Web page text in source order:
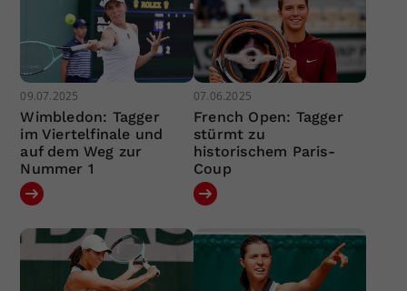
09.07.2025
Wimbledon: Tagger
im Viertelfinale und
auf dem Weg zur
Nummer 1
07.06.2025
French Open: Tagger
stürmt zu
historischem Paris-
Coup